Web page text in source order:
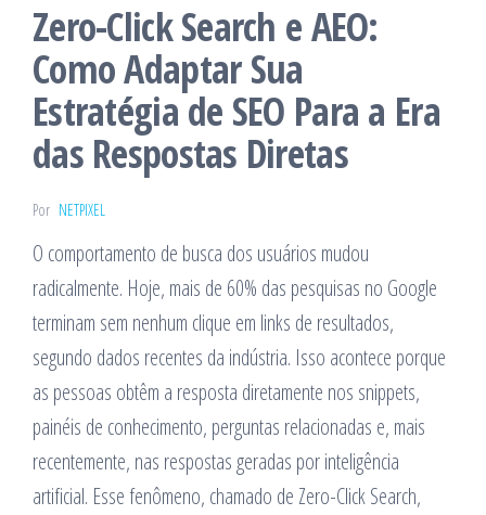
Zero-Click Search e AEO:
Como Adaptar Sua
Estratégia de SEO Para a Era
das Respostas Diretas
Por NETPIXEL
O comportamento de busca dos usuários mudou
radicalmente. Hoje, mais de 60% das pesquisas no Google
terminam sem nenhum clique em links de resultados,
segundo dados recentes da indústria. Isso acontece porque
as pessoas obtêm a resposta diretamente nos snippets,
painéis de conhecimento, perguntas relacionadas e, mais
recentemente, nas respostas geradas por inteligência
artificial. Esse fenômeno, chamado de Zero-Click Search,